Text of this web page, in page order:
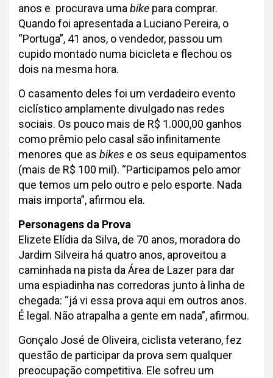
anos e procurava uma bike para comprar.
Quando foi apresentada a Luciano Pereira, o
“Portuga”, 41 anos, o vendedor, passou um
cupido montado numa bicicleta e flechou os
dois na mesma hora.
O casamento deles foi um verdadeiro evento
ciclístico amplamente divulgado nas redes
sociais. Os pouco mais de R$ 1.000,00 ganhos
como prêmio pelo casal são infinitamente
menores que as bikes e os seus equipamentos
(mais de R$ 100 mil). “Participamos pelo amor
que temos um pelo outro e pelo esporte. Nada
mais importa”, afirmou ela.
Personagens da Prova
Elizete Elídia da Silva, de 70 anos, moradora do
Jardim Silveira há quatro anos, aproveitou a
caminhada na pista da Área de Lazer para dar
uma espiadinha nas corredoras junto à linha de
chegada: “já vi essa prova aqui em outros anos.
É legal. Não atrapalha a gente em nada”, afirmou.
Gonçalo José de Oliveira, ciclista veterano, fez
questão de participar da prova sem qualquer
preocupação competitiva. Ele sofreu um